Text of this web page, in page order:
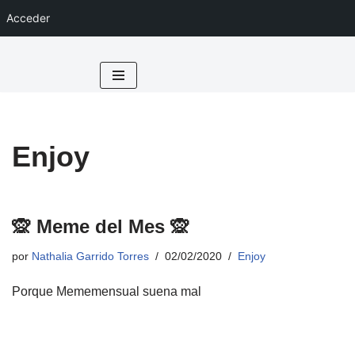
Acceder
Enjoy
🙊 Meme del Mes 🙊
por Nathalia Garrido Torres 02/02/2020 Enjoy
Porque Mememensual suena mal